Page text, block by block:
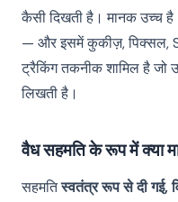
कैसी दिखती है। मानक उच्च
— और इसमें कुकीज़, पिक्सल,
ट्रैकिंग तकनीक शामिल है जो
लिखती है।
वैध सहमति के रूप में क्या
सहमतिस्वतंत्र रूप से दी गई,